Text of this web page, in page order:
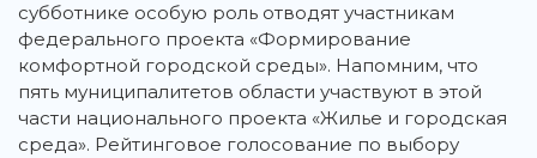
субботнике особую роль отводят участникам
федерального проекта «Формирование
комфортной городской среды». Напомним, что
пять муниципалитетов области участвуют в этой
части национального проекта «Жилье и городская
среда». Рейтинговое голосование по выбору